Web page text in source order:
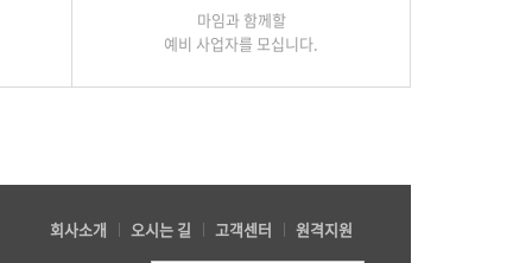
마임과 함께할
예비 사업자를 모십니다.
회사소개 오시는 길 고객센터 원격지원